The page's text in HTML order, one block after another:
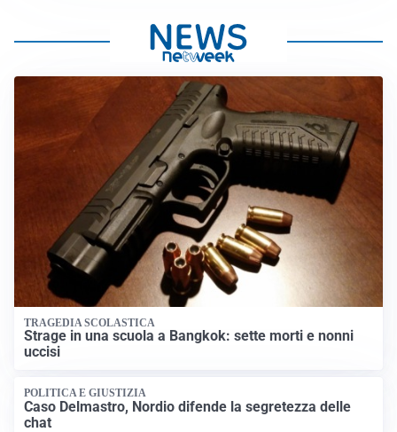
TRAGEDIA SCOLASTICA
Strage in una scuola a Bangkok: sette morti e nonni
uccisi
POLITICA E GIUSTIZIA
Caso Delmastro, Nordio difende la segretezza delle
chat